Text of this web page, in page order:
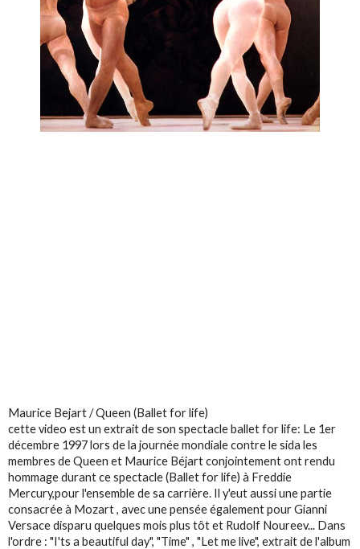
Maurice Bejart / Queen (Ballet for life)
cette video est un extrait de son spectacle ballet for life: Le 1er
décembre 1997 lors de la journée mondiale contre le sida les
membres de Queen et Maurice Béjart conjointement ont rendu
hommage durant ce spectacle (Ballet for life) à Freddie
Mercury,pour l'ensemble de sa carrière. Il y'eut aussi une partie
consacrée à Mozart , avec une pensée également pour Gianni
Versace disparu quelques mois plus tôt et Rudolf Noureev... Dans
l'ordre : "I'ts a beautiful day", "Time" , "Let me live", extrait de l'album